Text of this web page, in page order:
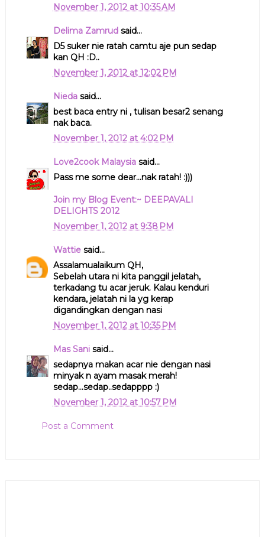
November 1, 2012 at 10:35 AM
Delima Zamrudsaid...
D5 suker nie ratah camtu aje pun sedap
kan QH :D..
November 1, 2012 at 12:02 PM
Niedasaid...
best baca entry ni , tulisan besar2 senang
nak baca.
November 1, 2012 at 4:02 PM
Love2cook Malaysiasaid...
Pass me some dear...nak ratah! :)))
Join my Blog Event:~ DEEPAVALI
DELIGHTS 2012
November 1, 2012 at 9:38 PM
Wattiesaid...
Assalamualaikum QH,
Sebelah utara ni kita panggil jelatah,
terkadang tu acar jeruk. Kalau kenduri
kendara, jelatah ni la yg kerap
digandingkan dengan nasi
November 1, 2012 at 10:35 PM
Mas Sanisaid...
sedapnya makan acar nie dengan nasi
minyak n ayam masak merah!
sedap...sedap..sedapppp :)
November 1, 2012 at 10:57 PM
Post a Comment